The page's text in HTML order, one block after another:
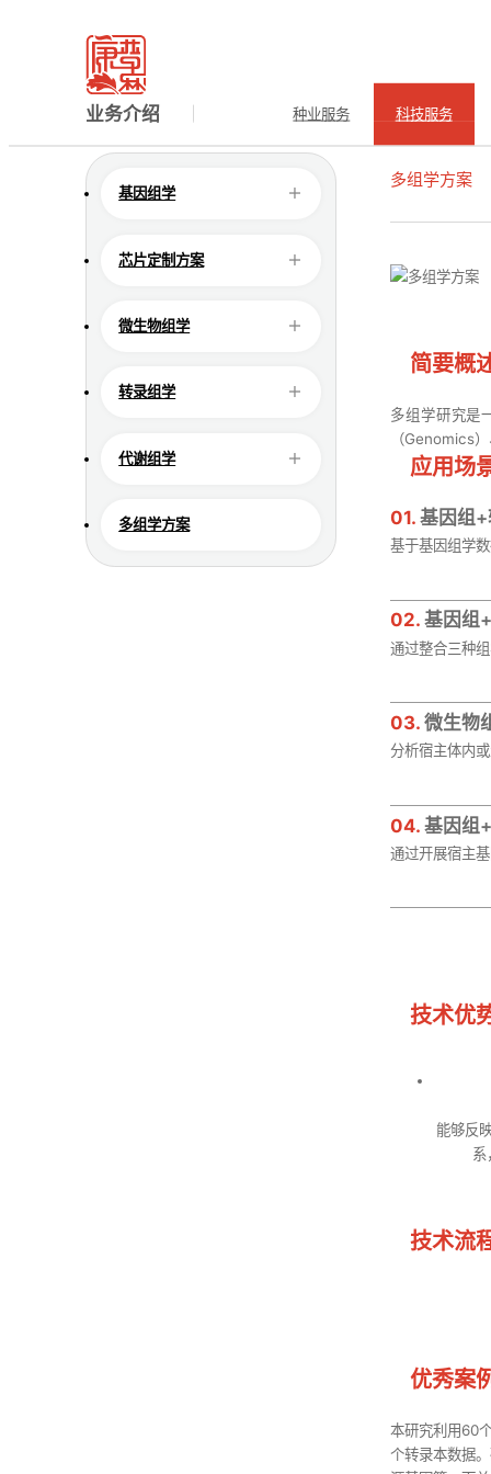
科技服务
TECH SERVICE
业务介绍 种业服务 科技服务
当前所在的位置： 开云官方在线入口_开云（中国） > 业务介绍
基因组学
芯片定制方案
微生物组学
转录组学
代谢组学
多组学方案
多组学方案
简要概
多组学研究是
（Genomics
应用场
01.基因组+
基于基因组学
02.基因组
通过整合三种
03.微生物
分析宿主体内
04.基因组
通过开展宿主
技术优
能够反
系
技术流
优秀案
本研究利用60
个转录本数据